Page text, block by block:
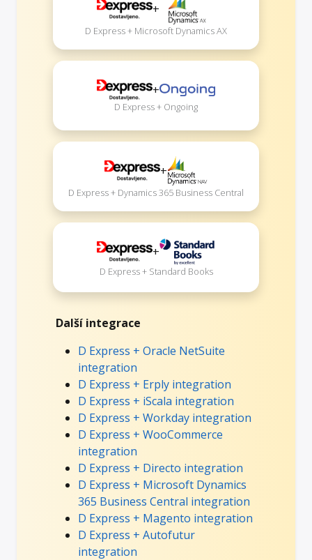
+
D Express + Microsoft Dynamics AX
+
D Express + Ongoing
+
D Express + Dynamics 365 Business Central
+
D Express + Standard Books
Další integrace
D Express + Oracle NetSuite
integration
D Express + Erply integration
D Express + iScala integration
D Express + Workday integration
D Express + WooCommerce
integration
D Express + Directo integration
D Express + Microsoft Dynamics
365 Business Central integration
D Express + Magento integration
D Express + Autofutur
integration